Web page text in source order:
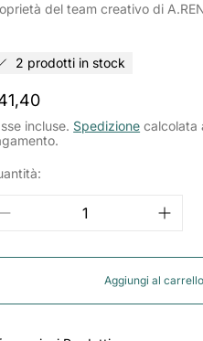
del team creativo di
2 prodotti in stock
incluse. Spedizione calcolata
Aggiungi al carrello